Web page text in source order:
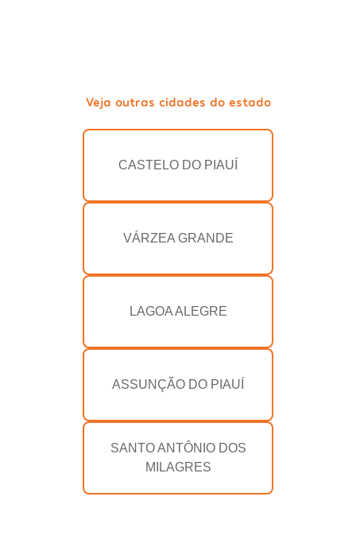
Veja outras cidades do estado
CASTELO DO PIAUÍ
VÁRZEA GRANDE
LAGOA ALEGRE
ASSUNÇÃO DO PIAUÍ
SANTO ANTÔNIO DOS
MILAGRES